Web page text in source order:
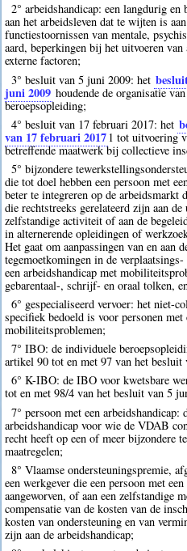
2° arbeidshandicap: een langdurig
aan het arbeidsleven dat te wijten is
functiestoornissen van mentale,
aard, beperkingen bij het uitvoeren
externe factoren;
3° besluit van 5 juni 2009: het
juni 2009 houdende de organisatie
beroepsopleiding;
4° besluit van 17 februari 2017: het
van 17 februari 2017 1 tot uitvoering
betreffende maatwerk bij collectieve
5° bijzondere
die tot doel hebben een persoon met
beter te integreren op de arbeidsmarkt
die rechtstreeks gerelateerd zijn aan
zelfstandige activiteit of aan de
in alternerende opleidingen of
Het gaat om aanpassingen van en aan
tegemoetkomingen in de
een arbeidshandicap met
gebarentaal-, schrijf- en oraal tolken,
6° gespecialiseerd vervoer: het niet-
specifiek bedoeld is voor personen met
mobiliteitsproblemen;
7° IBO: de individuele
artikel 90 tot en met 97 van het besluit
6° K-IBO: de IBO voor kwetsbare
tot en met 98/4 van het besluit van 5
7° persoon met een arbeidshandicap:
arbeidshandicap voor wie de VDAB
recht heeft op een of meer bijzondere
maatregelen;
8° Vlaamse ondersteuningspremie,
een werkgever die een persoon met
aangeworven, of aan een zelfstandige
compensatie van de kosten van de
kosten van ondersteuning en van
zijn aan de arbeidshandicap;